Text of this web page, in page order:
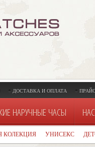
ДОСТАВКА И ОПЛАТА
НАРУЧНЫЕ ЧАСЫ
КОЛЕКЦИЯ УНИСЕКС